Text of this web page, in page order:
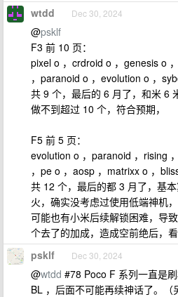
wtdd Dec 30, 2024
@psklf
F3 前 10 页：
pixel o ，crdroid o ，genesis o
，paranoid o ，evolution o ，
共 9 个，最后的 6 月了，和米 6
做不到超过 10 个，符合预期，
F5 前 5 页：
evolution o ，paranoid ，rising
，pe o ，aosp ，matrixx o ，
共 12 个，最后的都 3 月了，基
火，确实没考虑过使用低端神机，
可能也有小米后续解锁困难，导
个去了的加成，造成空前绝后，
psklf Dec 30, 2024
@wtdd #78 Poco F 系列一直是
BL ，后面不可能再续神话了。